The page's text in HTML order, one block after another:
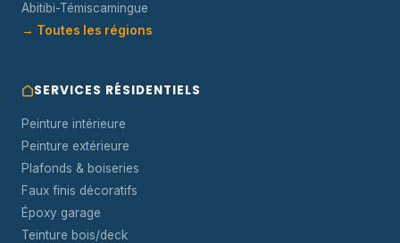
Abitibi-Témiscamingue
→ Toutes les régions
SERVICES RÉSIDENTIELS
Peinture intérieure
Peinture extérieure
Plafonds & boiseries
Faux finis décoratifs
Époxy garage
Teinture bois/deck